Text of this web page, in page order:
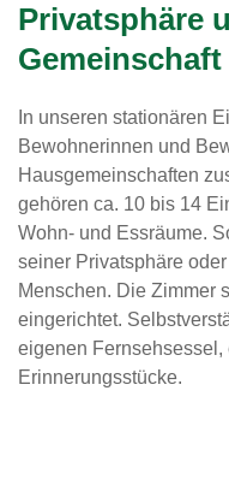
Privatsphäre
Gemeinschaft
In unseren stationären
Bewohnerinnen und
Hausgemeinschaften
gehören ca. 10 bis 14
Wohn- und Essräume.
seiner Privatsphäre
Menschen. Die Zimmer
eingerichtet.
eigenen
Erinnerungsstücke.